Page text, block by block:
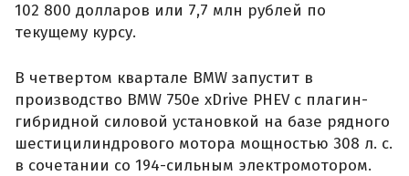
102 800 долларов или 7,7 млн рублей по
текущему курсу.
В четвертом квартале BMW запустит в
производство BMW 750e xDrive PHEV с плагин-
гибридной силовой установкой на базе рядного
шестицилиндрового мотора мощностью 308 л. с.
в сочетании со 194-сильным электромотором.